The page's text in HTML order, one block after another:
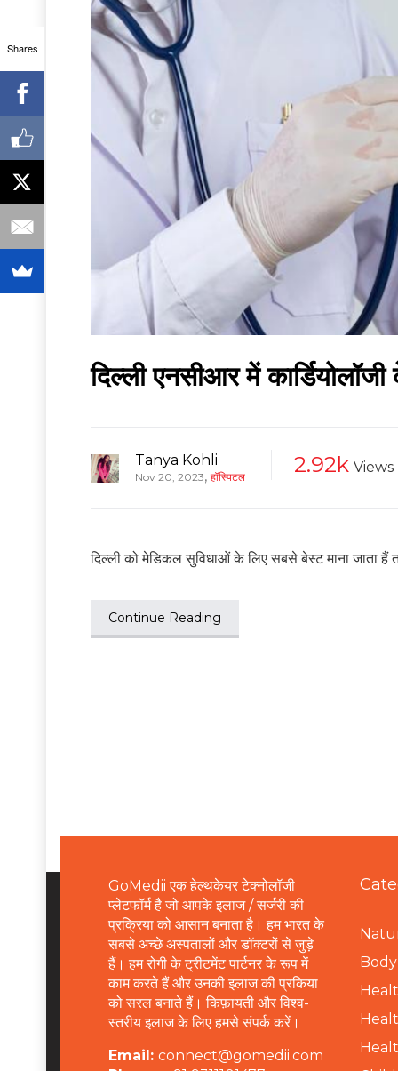
दिल्ली एनसीआर में
Tanya Kohli
Nov 20, 2023, हॉस्पिटल 2.92k Views
दिल्ली को मेडिकल सुविधाओं के लिए सबसे बेस्ट माना जाता हैं
Continue Reading
GoMedii एक हेल्थकेयर टेक्नोलॉजी
प्लेटफॉर्म है जो आपके इलाज / सर्जरी की
प्रक्रिया को आसान बनाता है। हम भारत के
सबसे अच्छे अस्पतालों और डॉक्टरों से जुड़े
हैं। हम रोगी के ट्रीटमेंट पार्टनर के रूप में
काम करते हैं और उनकी इलाज की प्रकिया
को सरल बनाते हैं। किफ़ायती और विश्व-
स्तरीय इलाज के लिए हमसे संपर्क करें।
Email: connect@gomedii.com
B
Shares